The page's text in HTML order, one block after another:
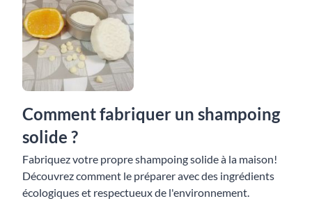
Comment fabriquer un shampoing
solide ?
Fabriquez votre propre shampoing solide à la maison!
Découvrez comment le préparer avec des ingrédients
écologiques et respectueux de l'environnement.